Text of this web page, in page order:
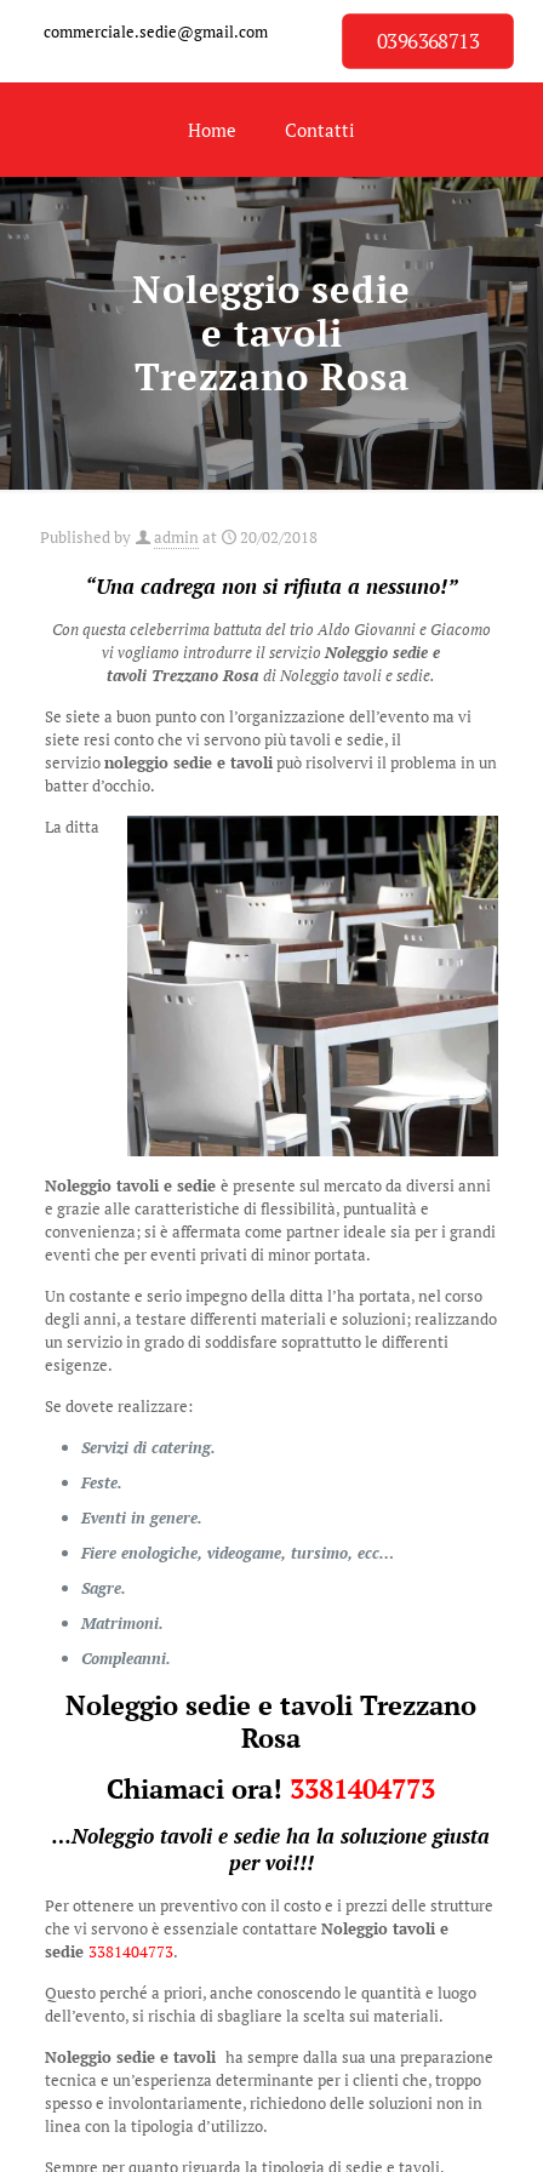
commerciale.sedie@gmail.com 0396368713
Home Contatti
Noleggio sedie
e tavoli
Trezzano Rosa
Published by admin at 20/02/2018
“Una cadrega non si rifiuta a nessuno!”
Con questa celeberrima battuta del trio Aldo Giovanni e Giacomo
vi vogliamo introdurre il servizioNoleggio sedie e
tavoli Trezzano Rosadi Noleggio tavoli e sedie.
Se siete a buon punto con l’organizzazione dell’evento ma vi
siete resi conto che vi servono più tavoli e sedie, il
servizionoleggio sedie e tavolipuò risolvervi il problema in un
batter d’occhio.
La ditta
Noleggio tavoli e sedie è presente sul mercato da diversi anni
e grazie alle caratteristiche di flessibilità, puntualità e
convenienza; si è affermata come partner ideale sia per i grandi
eventi che per eventi privati di minor portata.
Un costante e serio impegno della ditta l’ha portata, nel corso
degli anni, a testare differenti materiali e soluzioni; realizzando
un servizio in grado di soddisfare soprattutto le differenti
esigenze.
Se dovete realizzare:
Servizi di catering.
Feste.
Eventi in genere.
Fiere enologiche, videogame, tursimo, ecc…
Sagre.
Matrimoni.
Compleanni.
Noleggio sedie e tavoli Trezzano
Rosa
Chiamaci ora! 3381404773
…Noleggio tavoli e sedieha la soluzione giusta
per voi!!!
Per ottenere un preventivo con il costo e i prezzi delle strutture
che vi servono è essenziale contattare Noleggio tavoli e
sedie 3381404773.
Questo perché a priori, anche conoscendo le quantità e luogo
dell’evento, si rischia di sbagliare la scelta sui materiali.
Noleggio sedie e tavoli ha sempre dalla sua una preparazione
tecnica e un’esperienza determinante per i clienti che, troppo
spesso e involontariamente, richiedono delle soluzioni non in
linea con la tipologia d’utilizzo.
Sempre per quanto riguarda la tipologia di sedie e tavoli,